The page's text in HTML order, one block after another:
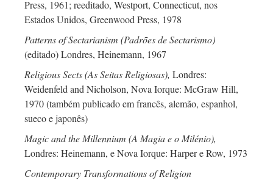
Press, 1961; reeditado, Westport, Connecticut, nos
Estados Unidos, Greenwood Press, 1978
Patterns of Sectarianism (Padrões de Sectarismo)
(editado) Londres, Heinemann, 1967
Religious Sects (As Seitas Religiosas), Londres:
Weidenfeld and Nicholson, Nova Iorque: McGraw Hill,
1970 (também publicado em francês, alemão, espanhol,
sueco e japonês)
Magic and the Millennium (A Magia e o Milénio),
Londres: Heinemann, e Nova Iorque: Harper e Row, 1973
Contemporary Transformations of Religion